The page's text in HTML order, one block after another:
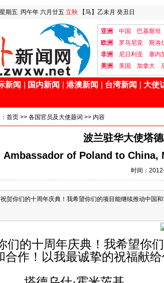
星期五 丙午年 六月廿五 立秋 【马】乙未月 癸丑日
亚洲 中国 巴基斯坦
欧洲
罗马尼亚 斯洛
非洲
尼日利亚 塞内
美洲
美国 加拿大
新闻 国内新闻 港澳新闻 台湾新闻 大使
首页 >> 各国官员及大使题词 >> 内容
波兰驻华大使塔
Ambassador of Poland to
时间：
祝贺你们的十周年庆典！我希望你们的项目能继续推动中国
的十周年庆典！我希望你
合作！以我最诚挚的祝福献给